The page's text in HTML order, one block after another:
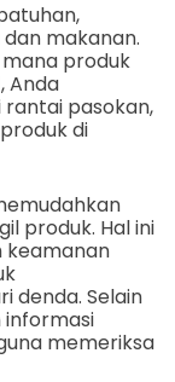
makanan.
mana produk
Anda
pasokan,
di
produk. Hal ini
keamanan
denda. Selain
informasi
memeriksa